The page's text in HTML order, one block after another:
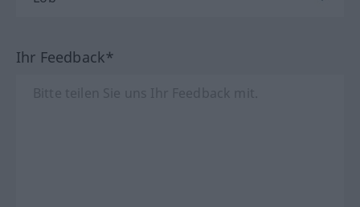
Ihr Feedback*